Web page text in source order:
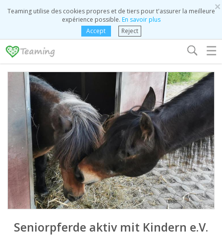
×
Teaming utilise des cookies propres et de tiers pour t'assurer la meilleure
expérience possible. En savoir plus
Accept
Reject
☰
Seniorpferde aktiv mit Kindern e.V.